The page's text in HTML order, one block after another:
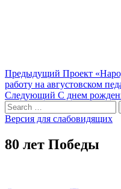
Навигация
по
записям
Предыдущий Предыдущий
пост:
Проект
работу на августовском
Следующий Следующий
С днем
Search
for:
Версия для слабовидящих
80 лет Победы